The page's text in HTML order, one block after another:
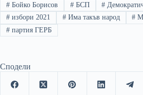
#Бойко Борисов #БСП #
#избори 2021 #Има такъв народ #
#партия ГЕРБ
Сподели